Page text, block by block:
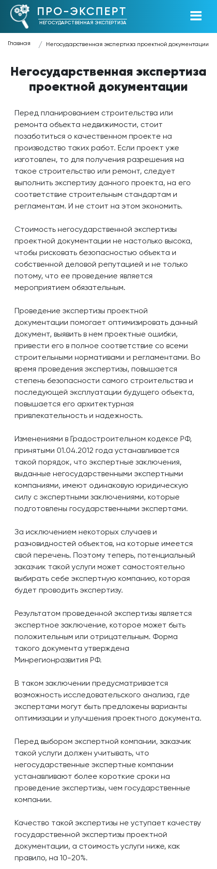
ПРО-ЭКСПЕРТ
НЕГОСУДАРСТВЕННАЯ ЭКСПЕРТИЗА
Главная Негосударственная экспертиза проектной документации
Негосударственная экспертиза
проектной документации
Перед планированием строительства или
ремонта объекта недвижимости, стоит
позаботиться о качественном проекте на
производство таких работ. Если проект уже
изготовлен, то для получения разрешения на
такое строительство или ремонт, следует
выполнить экспертизу данного проекта, на его
соответствие строительным стандартам и
регламентам. И не стоит на этом экономить.
Стоимость негосударственной экспертизы
проектной документации не настолько высока,
чтобы рисковать безопасностью объекта и
собственной деловой репутацией и не только
потому, что ее проведение является
мероприятием обязательным.
Проведение экспертизы проектной
документации помогает оптимизировать данный
документ, выявить в нем проектные ошибки,
привести его в полное соответствие со всеми
строительными нормативами и регламентами. Во
время проведения экспертизы, повышается
степень безопасности самого строительства и
последующей эксплуатации будущего объекта,
повышается его архитектурная
привлекательность и надежность.
Изменениями в Градостроительном кодексе РФ,
принятыми 01.04.2012 года устанавливается
такой порядок, что экспертные заключения,
выданные негосударственными экспертными
компаниями, имеют одинаковую юридическую
силу с экспертными заключениями, которые
подготовлены государственными экспертами.
За исключением некоторых случаев и
разновидностей объектов, на которые имеется
свой перечень. Поэтому теперь, потенциальный
заказчик такой услуги может самостоятельно
выбирать себе экспертную компанию, которая
будет проводить экспертизу.
Результатом проведенной экспертизы является
экспертное заключение, которое может быть
положительным или отрицательным. Форма
такого документа утверждена
Минрегионразвития РФ.
В таком заключении предусматривается
возможность исследовательского анализа, где
экспертами могут быть предложены варианты
оптимизации и улучшения проектного документа.
Перед выбором экспертной компании, заказчик
такой услуги должен учитывать, что
негосударственные экспертные компании
устанавливают более короткие сроки на
проведение экспертизы, чем государственные
компании.
Качество такой экспертизы не уступает качеству
государственной экспертизы проектной
документации, а стоимость услуги ниже, как
правило, на 10-20%.